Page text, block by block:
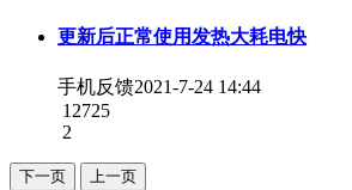
更新后正常使用发热大耗电快
手机反馈2021-7-24 14:44
12725
2
下一页 上一页